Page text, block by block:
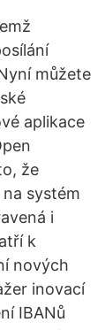
můžete
aplikace
že
systém
i
k
nových
inovací
IBANů